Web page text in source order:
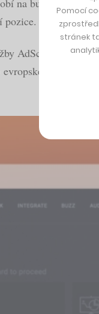
na bulharském,
Konkrétní
AdScanneru
Pomocí
stránek